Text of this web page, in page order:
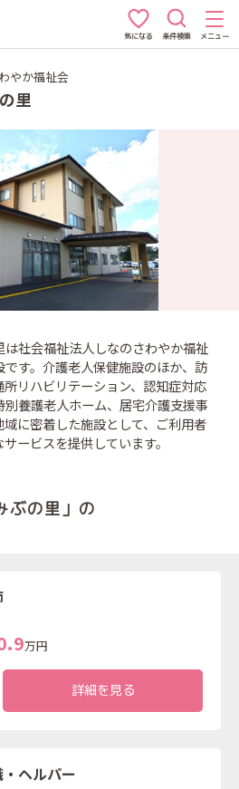
気になる 条件検索 メニュー
やか福祉会
里
は社会福祉法人しなのさわやか福祉
す。介護老人保健施設のほか、訪
リハビリテーション、認知症対応
養護老人ホーム、居宅介護支援事
に密着した施設として、ご利用者
ービスを提供しています。
ぶの里」の
.9万円
詳細を見る
ヘルパー